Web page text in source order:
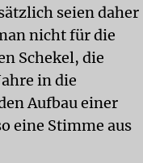
seien daher
nicht für die
Schekel, die
in die
Aufbau einer
eine Stimme aus